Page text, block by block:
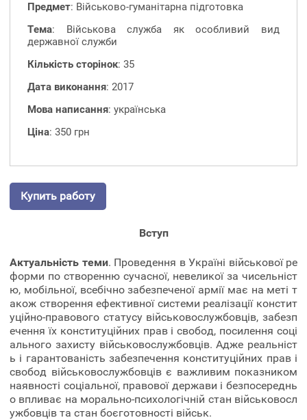
Предмет: Військово-гуманітарна підготовка
Тема: Військова служба як особливий вид
державної служби
Кількість сторінок: 35
Дата виконання: 2017
Мова написання: українська
Ціна: 350 грн
Купить работу
Вступ
Актуальність теми. Проведення в Україні військової ре
форми по створенню сучасної, невеликої за чисельніст
ю, мобільної, всебічно забезпеченої армії має на меті т
акож створення ефективної системи реалізації констит
уційно-правового статусу військовослужбовців, забезп
ечення їх конституційних прав і свобод, посилення соці
ального захисту військовослужбовців. Адже реальніст
ь і гарантованість забезпечення конституційних прав і
свобод військовослужбовців є важливим показником
наявності соціальної, правової держави і безпосереднь
о впливає на морально-психологічній стан військовосл
ужбовців та стан боєготовності військ.